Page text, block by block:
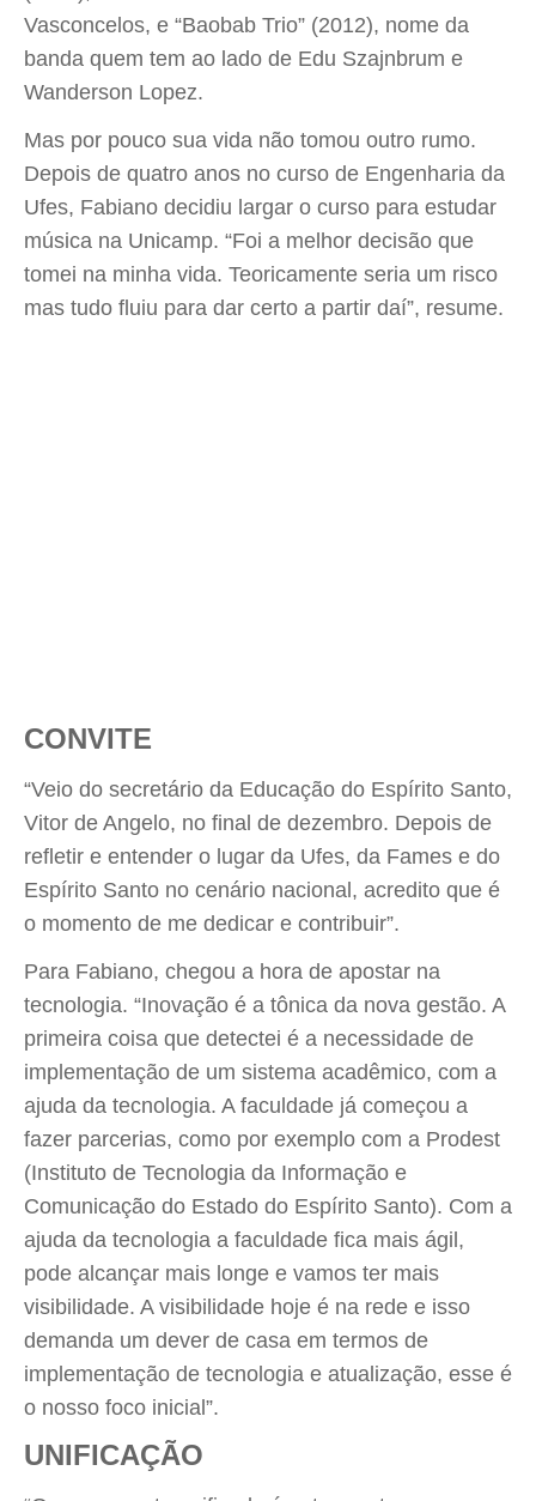
Vasconcelos, e “Baobab Trio” (2012), nome da
banda quem tem ao lado de Edu Szajnbrum e
Wanderson Lopez.
Mas por pouco sua vida não tomou outro rumo.
Depois de quatro anos no curso de Engenharia da
Ufes, Fabiano decidiu largar o curso para estudar
música na Unicamp. “Foi a melhor decisão que
tomei na minha vida. Teoricamente seria um risco
mas tudo fluiu para dar certo a partir daí”, resume.
CONVITE
“Veio do secretário da Educação do Espírito Santo,
Vitor de Angelo, no final de dezembro. Depois de
refletir e entender o lugar da Ufes, da Fames e do
Espírito Santo no cenário nacional, acredito que é
o momento de me dedicar e contribuir”.
Para Fabiano, chegou a hora de apostar na
tecnologia. “Inovação é a tônica da nova gestão. A
primeira coisa que detectei é a necessidade de
implementação de um sistema acadêmico, com a
ajuda da tecnologia. A faculdade já começou a
fazer parcerias, como por exemplo com a Prodest
(Instituto de Tecnologia da Informação e
Comunicação do Estado do Espírito Santo). Com a
ajuda da tecnologia a faculdade fica mais ágil,
pode alcançar mais longe e vamos ter mais
visibilidade. A visibilidade hoje é na rede e isso
demanda um dever de casa em termos de
implementação de tecnologia e atualização, esse é
o nosso foco inicial”.
UNIFICAÇÃO